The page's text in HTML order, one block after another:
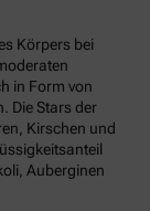
Körpers bei
in Form von
Die Stars der
Kirschen und
Auberginen